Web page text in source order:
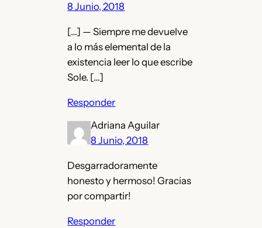
8 Junio, 2018
[…] — Siempre me devuelve
a lo más elemental de la
existencia leer lo que escribe
Sole. […]
Responder
Adriana Aguilar
8 Junio, 2018
Desgarradoramente
honesto y hermoso! Gracias
por compartir!
Responder